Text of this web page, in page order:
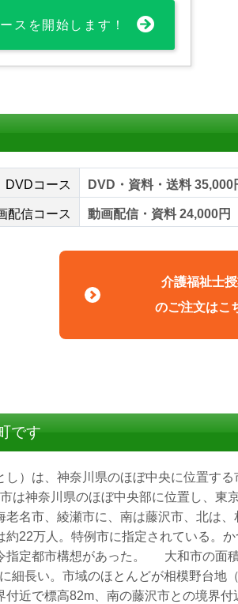
スを開始します！
DVDコース DVD・資料・送料 35,000
配信コース 動画配信・資料 24,000円
介護福祉士
のご注文はこ
です
し）は、神奈川県のほぼ中央に位置す
神奈川県のほぼ中央部に位置し、東
老名市、綾瀬市に、南は藤沢市、北は
約22万人。特例市に指定されている。
指定都市構想があった。 大和市の面
細長い。市域のほとんどが相模野台地
付近で標高82m、南の藤沢市との境界